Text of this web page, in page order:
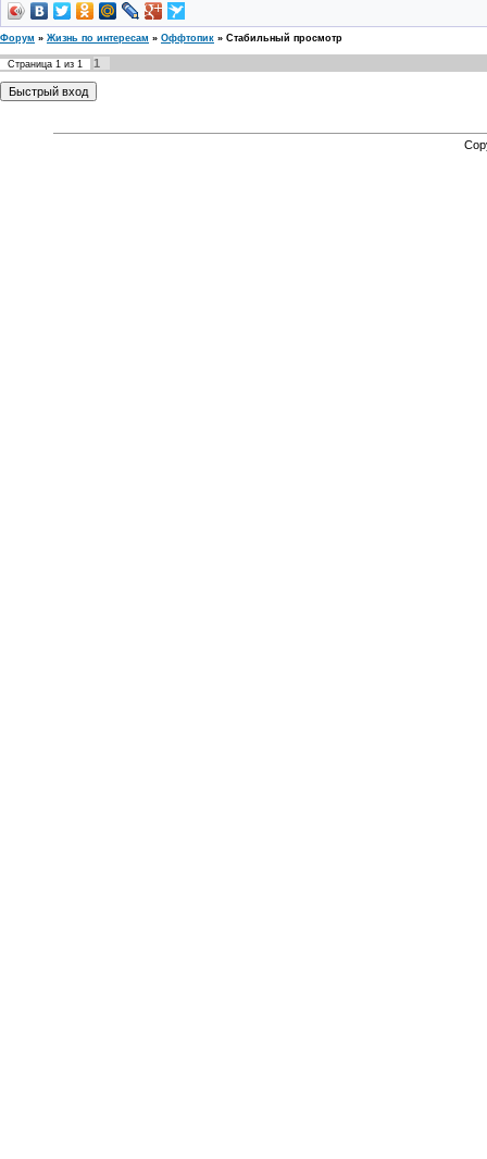
Форум » Жизнь по интересам » Оффтопик » Стабильный просмотр
Страница 1 из 1 1